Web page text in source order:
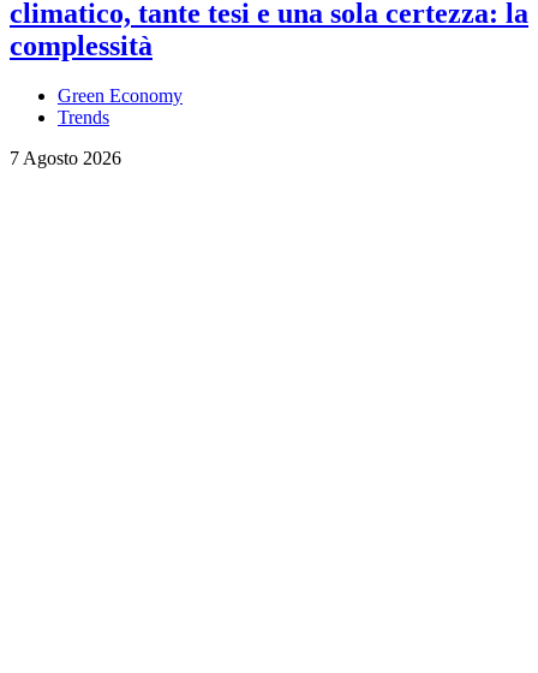
climatico, tante tesi e una sola certezza: la
complessità
Green Economy
Trends
7 Agosto 2026